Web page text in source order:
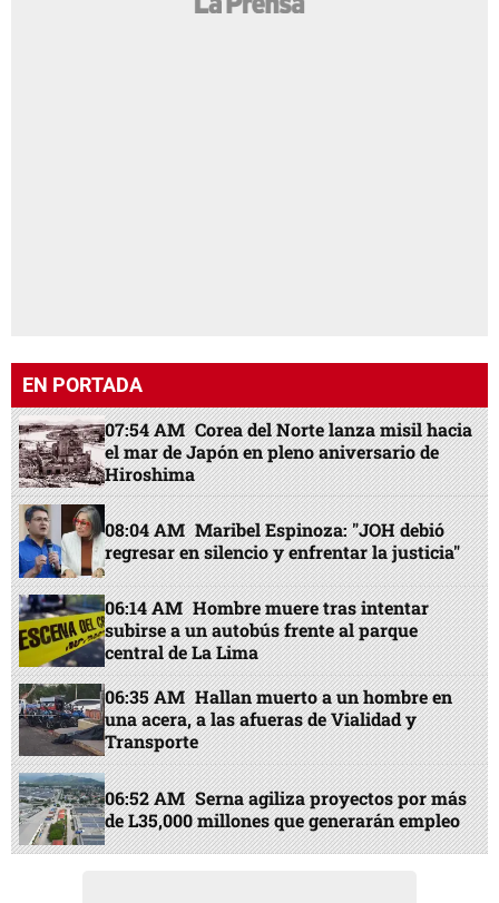
EN PORTADA
07:54 AM Corea del Norte lanza misil hacia
el mar de Japón en pleno aniversario de
Hiroshima
08:04 AM Maribel Espinoza: "JOH debió
regresar en silencio y enfrentar la justicia"
06:14 AM Hombre muere tras intentar
subirse a un autobús frente al parque
central de La Lima
06:35 AM Hallan muerto a un hombre en
una acera, a las afueras de Vialidad y
Transporte
06:52 AM Serna agiliza proyectos por más
de L35,000 millones que generarán empleo